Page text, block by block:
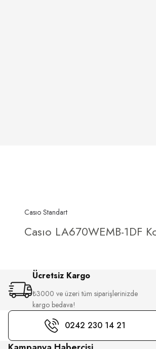
Casıo Standart
Casıo LA670WEMB-1DF
Ücretsiz Kargo
₺3000 ve üzeri tüm siparişlerinizde
kargo bedava!
0242 230 14 21